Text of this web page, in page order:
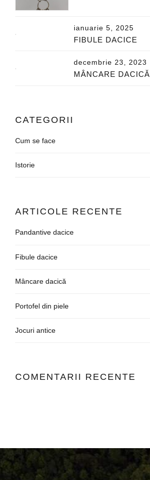
ianuarie 5, 2025
FIBULE DACICE
decembrie 23, 2023
MÂNCARE DACICĂ
CATEGORII
Cum se face
Istorie
ARTICOLE RECENTE
Pandantive dacice
Fibule dacice
Mâncare dacică
Portofel din piele
Jocuri antice
COMENTARII RECENTE